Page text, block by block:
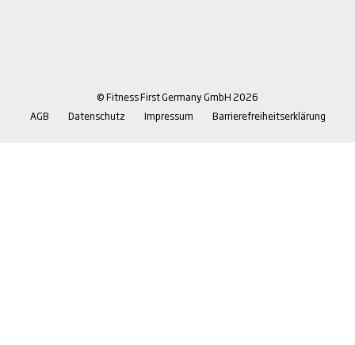
© Fitness First Germany GmbH 2026
AGB
Datenschutz Impressum Barrierefreiheitserklärung